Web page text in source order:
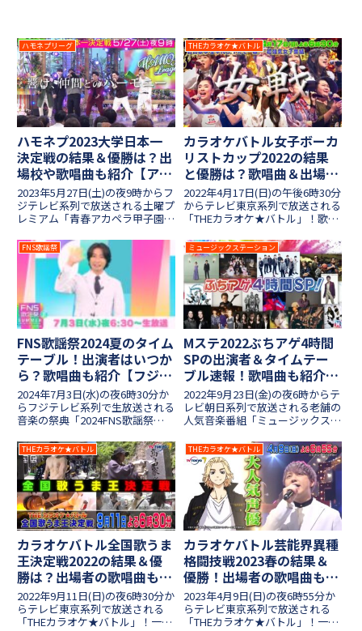
ハモネプリーグ
ハモネプ2023大学日本一
決定戦の結果＆優勝は？出
場校や歌唱曲も紹介【アカ
ペラ青春フェスSP】
2023年5月27日(土)の夜9時からフ
ジテレビ系列で放送される土曜プ
レミアム「青春アカペラ甲子園
大学日本一決定戦となる今年一発
目のハモネプでは、12組の出場
校による「大学対抗戦」が開催さ
れました。ゲストのL...
THEカラオケ★バトル
カラオケバトル女子ボーカ
リストカップ2022の結果
と優勝は？歌唱曲＆出場者
一覧も！
2022年4月17日(日)の午後6時30分
からテレビ東京系列で放送される
「THEカラオケ★バトル」！歌う
ル決定戦」、今年も大物歌手や元
アイドルなどが出場して熾烈な対
決が繰り広げられました。歌唱力
に絶対の自信を持...
FNS歌謡祭
FNS歌謡祭2024夏のタイム
テーブル！出演者はいつか
ら？歌唱曲も紹介【フジテ
レビ】
2024年7月3日(水)の夜6時30分か
らフジテレビ系列で生放送される
音楽の祭典「2024FNS歌謡祭
今年の夏も開催され、豪華アーテ
ィストによるパフォーマンスが披
露されます。出演者は反町隆史さ
んや菅田将暉さんといった俳優
や、B'zの稲葉浩志さんが揃出演
するなど、贅沢なラインナップと
なっていますね。素敵なステージ
で夏の夜を彩る音楽の祭典、気に
なるタイムテーブルや歌唱曲を調
査しました！
ミュージックステーション
Mステ2022ぶちアゲ4時間
SPの出演者＆タイムテー
ブル速報！歌唱曲も紹介！
【9月23日今日】
2022年9月23日(金)の夜6時からテ
レビ朝日系列で放送される老舗の
人気音楽番組「ミュージックステ
ルとなる今回の放送では「ぶちア
ゲ4時間SP」と題し、定番の盛り
上がり曲を豪華なアーティストが
披露してくれます！...
THEカラオケ★バトル
カラオケバトル全国歌うま
王決定戦2022の結果＆優
勝は？出場者の歌唱曲も紹
介【アマチュア一般人】
2022年9月11日(日)の夜6時30分か
らテレビ東京系列で放送される
「THEカラオケ★バトル」！一般
THEカラオケ★バトル
カラオケバトル芸能界異種
格闘技戦2023春の結果＆
優勝！出場者の歌唱曲も紹
介【芸能人スペシャル春の
陣】
2023年4月9日(日)の夜6時55分か
らテレビ東京系列で放送される
「THEカラオケ★バトル」！一流